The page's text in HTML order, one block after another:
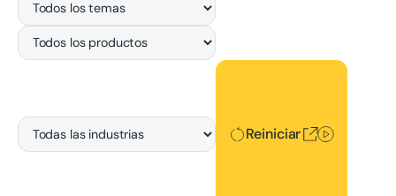
ReiniciarReiniciar